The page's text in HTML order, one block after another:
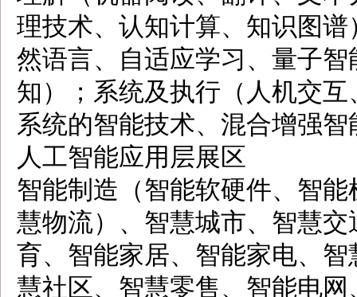
理技术、认知计算、知识图
然语言、自适应学习、量子
知）；系统及执行（人机交
系统的智能技术、混合增强
人工智能应用层展区
智能制造（智能软硬件、智
慧物流）、智慧城市、智慧
育、智能家居、智能家电、
慧社区、智慧零售、智能电